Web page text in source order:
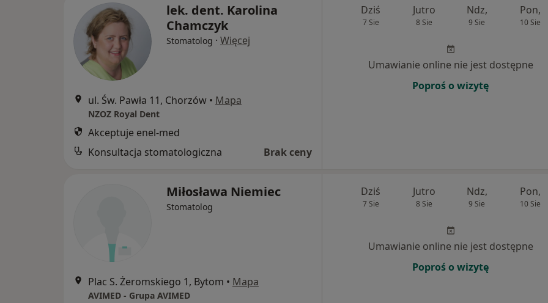
lek. dent. Karolina
Chamczyk
Stomatolog · Więcej
ul. Św. Pawła 11, Chorzów • Mapa
NZOZ Royal Dent
Akceptuje enel-med
Konsultacja stomatologiczna
Brak ceny
Dziś
7 Sie
Jutro
8 Sie
Ndz,
9 Sie
Pon,
10 Sie
Umawianie online nie jest dostępne
Poproś o wizytę
Miłosława Niemiec
Stomatolog
Plac S. Żeromskiego 1, Bytom • Mapa
AVIMED - Grupa AVIMED
Dziś
7 Sie
Jutro
8 Sie
Ndz,
9 Sie
Pon,
10 Sie
Umawianie online nie jest dostępne
Poproś o wizytę